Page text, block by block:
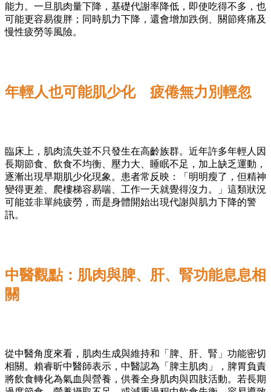
能力。一旦肌肉量下降，基礎代謝率降低，即使吃得不多，也
可能更容易復胖；同時肌力下降，還會增加跌倒、關節疼痛及
慢性疲勞等風險。
年輕人也可能肌少化 疲倦無力別輕忽
臨床上，肌肉流失並不只發生在高齡族群。近年許多年輕人因
長期節食、飲食不均衡、壓力大、睡眠不足，加上缺乏運動，
逐漸出現早期肌少化現象。患者常反映：「明明瘦了，但精神
變得更差、爬樓梯容易喘、工作一天就覺得沒力。」這類狀況
可能並非單純疲勞，而是身體開始出現代謝與肌力下降的警
訊。
中醫觀點：肌肉與脾、肝、腎功能息息相
關
從中醫角度來看，肌肉生成與維持和「脾、肝、腎」功能密切
相關。賴睿昕中醫師表示，中醫認為「脾主肌肉」，脾胃負責
將飲食轉化為氣血與營養，供養全身肌肉與四肢活動。若長期